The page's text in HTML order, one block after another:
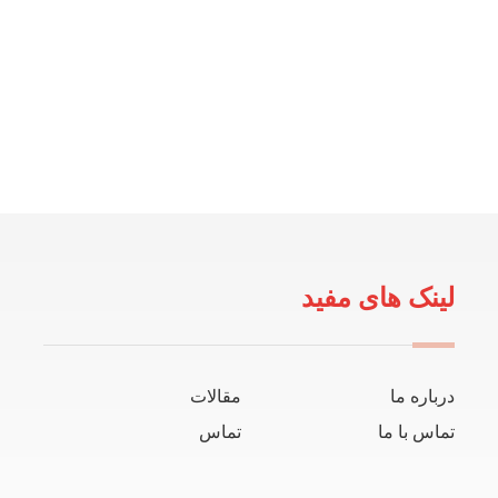
لینک های مفید
درباره ما
مقالات
تماس با ما
تماس